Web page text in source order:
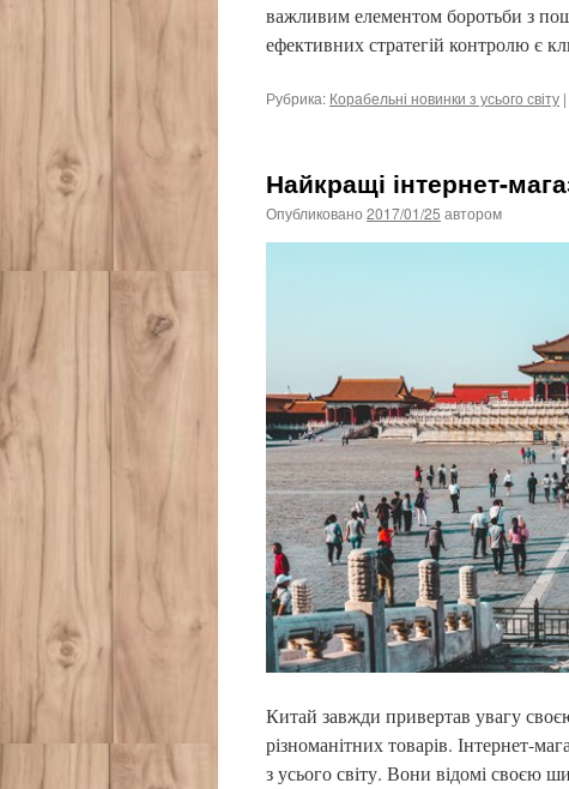
важливим елементом боротьби з
ефективних стратегій контролю є
Рубрика: Корабельні новинки з усього світу |
Найкращі інтернет-
Опубликовано 2017/01/25 автором
Китай завжди привертав увагу
різноманітних товарів. Інтернет-
з усього світу. Вони відомі своєю